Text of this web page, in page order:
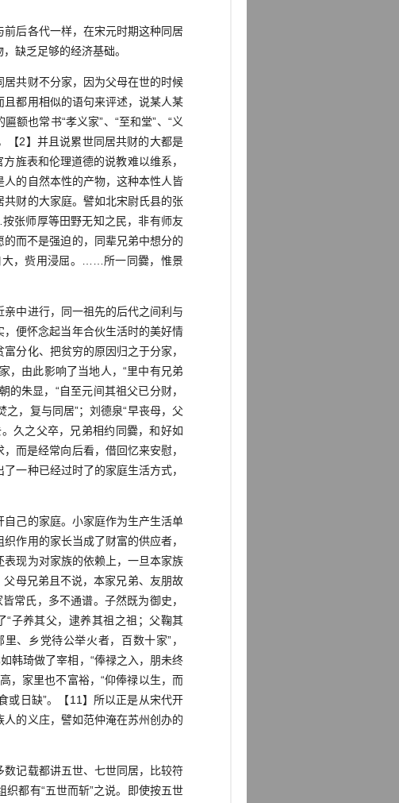
后各代一样，在宋元时期这种同居
缺乏足够的经济基础。
共财不分家，因为父母在世的时候
都用相似的语句来评述，说某人某
额也常书“孝义家”、“至和堂”、“义
【2】并且说累世同居共财的大都是
旌表和伦理道德的说教难以维系，
的自然本性的产物，这种本性人皆
财的大家庭。譬如北宋尉氏县的张
张师厚等田野无知之民，非有师友
而不是强迫的，同辈兄弟中想分的
大，赀用浸屈。……所一同爨，惟景
中进行，同一祖先的后代之间利与
便怀念起当年合伙生活时的美好情
分化、把贫穷的原因归之于分家，
，由此影响了当地人，“里中有兄弟
朱显，“自至元间其祖父已分财，
，复与同居”；刘德泉“早丧母，父
久之父卒，兄弟相约同爨，和好如
而是经常向后看，借回忆来安慰，
一种已经过时了的家庭生活方式，
己的家庭。小家庭作为生产生活单
作用的家长当成了财富的供应者，
现为对家族的依赖上，一旦本家族
母兄弟且不说，本家兄弟、友朋故
常氏，多不通谱。子然既为御史，
子养其父，逮养其祖之祖；父鞠其
、乡党待公举火者，百数十家”，
韩琦做了宰相，“俸禄之入，朋未终
，家里也不富裕，“仰俸禄以生，而
日缺”。【11】所以正是从宋代开
的义庄，譬如范仲淹在苏州创办的
记载都讲五世、七世同居，比较符
都有“五世而斩”之说。即使按五世